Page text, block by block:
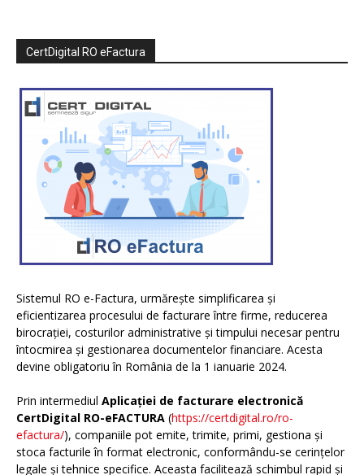
CertDigital RO eFactura
Sistemul RO e-Factura, urmărește simplificarea și
eficientizarea procesului de facturare între firme, reducerea
birocrației, costurilor administrative și timpului necesar pentru
întocmirea și gestionarea documentelor financiare. Acesta
devine obligatoriu în România de la 1 ianuarie 2024.
Prin intermediul Aplicației de facturare electronică
CertDigital RO-eFACTURA (https://certdigital.ro/ro-
efactura/), companiile pot emite, trimite, primi, gestiona și
stoca facturile în format electronic, conformându-se cerințelor
legale și tehnice specifice. Aceasta facilitează schimbul rapid și